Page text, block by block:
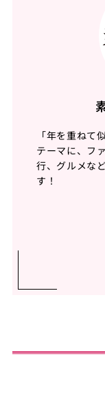
「年を重ねて
テーマに、フ
行、グルメな
す！